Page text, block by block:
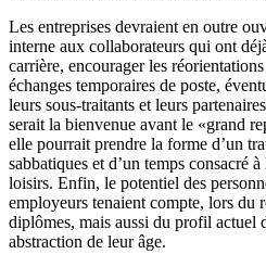
Les entreprises devraient en outre
interne aux collaborateurs qui ont
carrière, encourager les
échanges temporaires de poste,
leurs sous-traitants et leurs
serait la bienvenue avant le «grand
elle pourrait prendre la forme d’un
sabbatiques et d’un temps consacré
loisirs. Enfin, le potentiel des
employeurs tenaient compte, lors du
diplômes, mais aussi du profil actuel
abstraction de leur âge.